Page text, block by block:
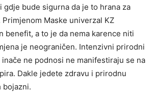
bude sigurna da je to hrana za
Maske univerzal KZ
benefit, a to je da nema karence niti
je neograničen. Intenzivni prirodni
ne podnosi ne manifestiraju se na
Dakle jedete zdravu i prirodnu
bojazni.